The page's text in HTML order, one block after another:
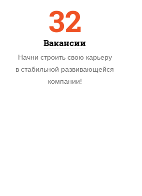
32
Вакансии
Начни строить свою карьеру
в стабильной развивающейся
компании!